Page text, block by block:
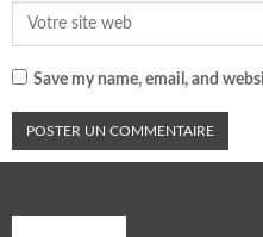
Save my name, email, and